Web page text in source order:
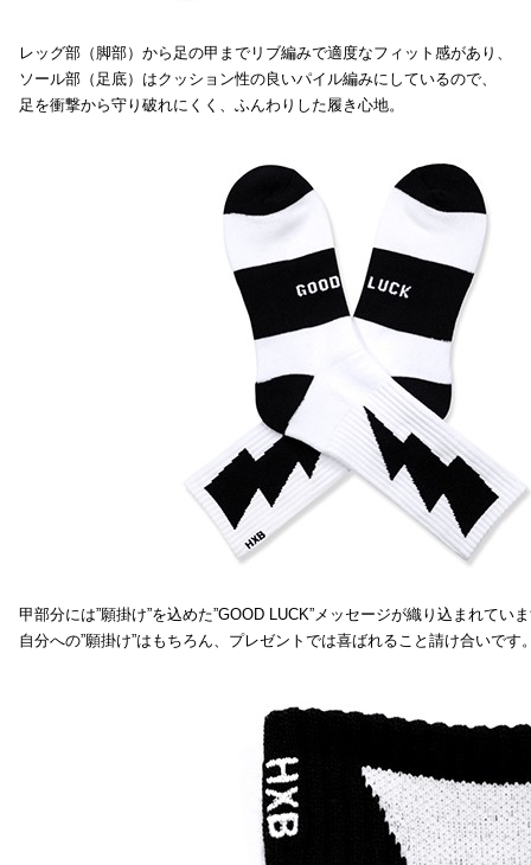
レッグ部（脚部）から足の甲までリブ編みで適度なフィット感があり、
ソール部（足底）はクッション性の良いパイル編みにしているので、
足を衝撃から守り破れにくく、ふんわりした履き心地。
甲部分には”願掛け”を込めた”GOOD LUCK”メッセージが織り込まれてい
自分への”願掛け”はもちろん、プレゼントでは喜ばれること請け合いです